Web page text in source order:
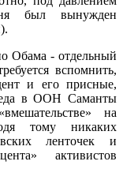
был вынужден
Обама - отдельный
вспомнить,
и его присные,
в ООН Саманты
на
тому никаких
ленточек и
активистов